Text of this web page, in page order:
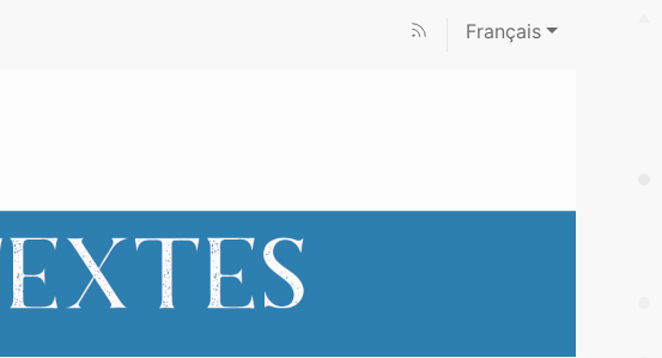
Français